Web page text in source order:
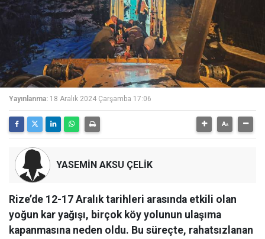
Yayınlanma: 18 Aralık 2024 Çarşamba 17:06
YASEMİN AKSU ÇELİK
Rize’de 12-17 Aralık tarihleri arasında etkili olan
yoğun kar yağışı, birçok köy yolunun ulaşıma
kapanmasına neden oldu. Bu süreçte, rahatsızlanan